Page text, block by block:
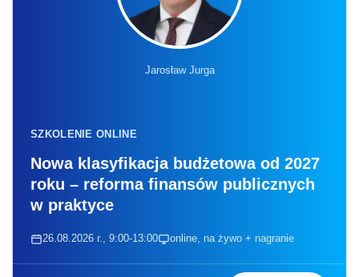
Jarosław Jurga
SZKOLENIE ONLINE
Nowa klasyfikacja budżetowa od 2027
roku – reforma finansów publicznych
w praktyce
26.08.2026 r., 9:00-13:00 online, na żywo + nagranie